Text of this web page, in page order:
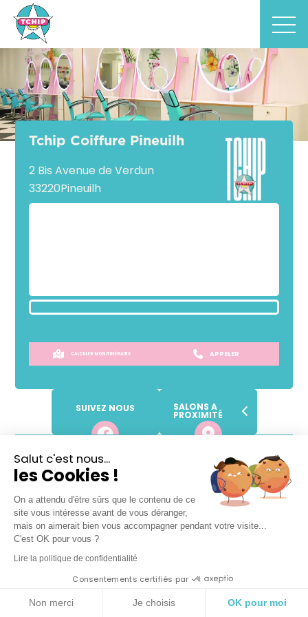
Tchip Coiffure Pineuilh
2 Bis Avenue de Verdun
33220Pineuilh
APPELER
CALCULER MON ITINÉRAIRE
SUIVEZ NOUS SALONS A
PROXIMITÉ
Lundi
Fermé
Mardi
09h -19h
09h-19h
09h
Vendredi
09h
Samedi
Dimanche
Salut c'est nous...
les Cookies !
On a attendu d'être sûrs que le contenu de ce
site vous intéresse avant de vous déranger,
mais on aimerait bien vous accompagner pendant votre visite...
C'est OK pour vous ?
Lire la politique de confidentialité
Consentements certifiés par
Non merci Je choisis OK pour moi